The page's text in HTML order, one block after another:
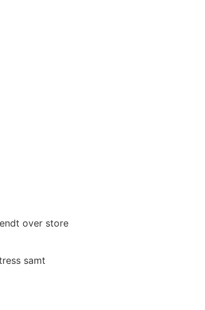
over store
samt